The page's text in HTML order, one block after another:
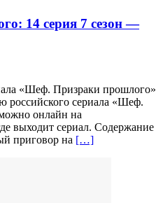
14 серия 7 сезон —
«Шеф. Призраки прошлого»
российского сериала «Шеф.
онлайн на
выходит сериал. Содержание
приговор на […]